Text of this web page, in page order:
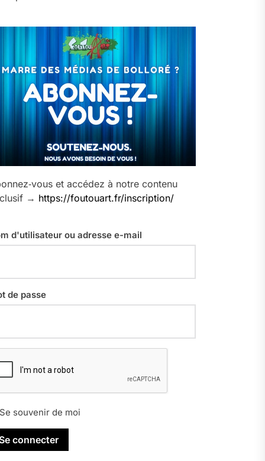
et accédez à notre contenu
→ https://foutouart.fr/inscription/
d'utilisateur ou adresse e-mail
de passe
Se souvenir de moi